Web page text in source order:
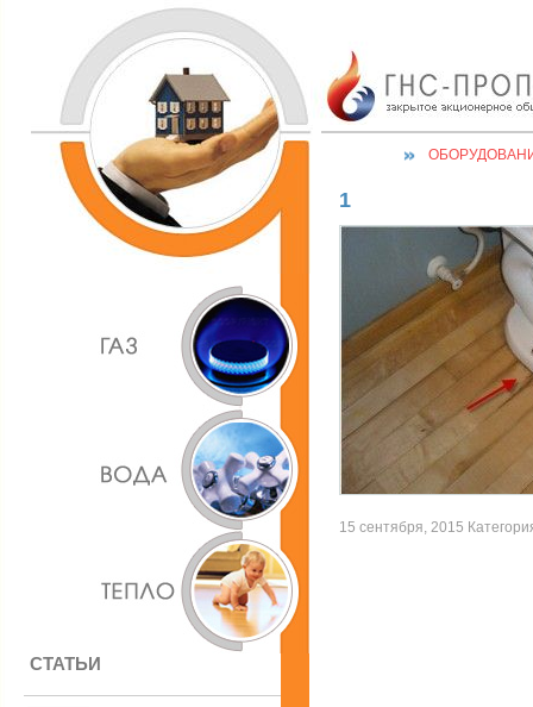
СТАТЬИ
1
15 сентября, 2015